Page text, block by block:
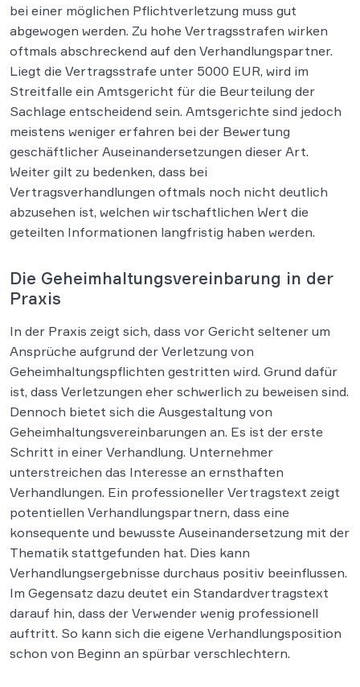
bei einer möglichen Pflichtverletzung muss gut
abgewogen werden. Zu hohe Vertragsstrafen wirken
oftmals abschreckend auf den Verhandlungspartner.
Liegt die Vertragsstrafe unter 5000 EUR, wird im
Streitfalle ein Amtsgericht für die Beurteilung der
Sachlage entscheidend sein. Amtsgerichte sind jedoch
meistens weniger erfahren bei der Bewertung
geschäftlicher Auseinandersetzungen dieser Art.
Weiter gilt zu bedenken, dass bei
Vertragsverhandlungen oftmals noch nicht deutlich
abzusehen ist, welchen wirtschaftlichen Wert die
geteilten Informationen langfristig haben werden.
Die Geheimhaltungsvereinbarung in der
Praxis
In der Praxis zeigt sich, dass vor Gericht seltener um
Ansprüche aufgrund der Verletzung von
Geheimhaltungspflichten gestritten wird. Grund dafür
ist, dass Verletzungen eher schwerlich zu beweisen sind.
Dennoch bietet sich die Ausgestaltung von
Geheimhaltungsvereinbarungen an. Es ist der erste
Schritt in einer Verhandlung. Unternehmer
unterstreichen das Interesse an ernsthaften
Verhandlungen. Ein professioneller Vertragstext zeigt
potentiellen Verhandlungspartnern, dass eine
konsequente und bewusste Auseinandersetzung mit der
Thematik stattgefunden hat. Dies kann
Verhandlungsergebnisse durchaus positiv beeinflussen.
Im Gegensatz dazu deutet ein Standardvertragstext
darauf hin, dass der Verwender wenig professionell
auftritt. So kann sich die eigene Verhandlungsposition
schon von Beginn an spürbar verschlechtern.